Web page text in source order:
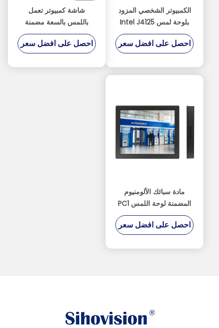
الكمبيوتر الشخصي المزود
بلوحة لمس Intel J4125
بدقة 1280 * 1024
احصل على افضل سعر
شاشة كمبيوتر تعمل
باللمس بالسعة مضمنة
معتمدة من RoHS بدقة
1920 * 1080
احصل على افضل سعر
مادة سبائك الألومنيوم
المضمنة لوحة اللمس PC1
سنة الضمان
احصل على افضل سعر